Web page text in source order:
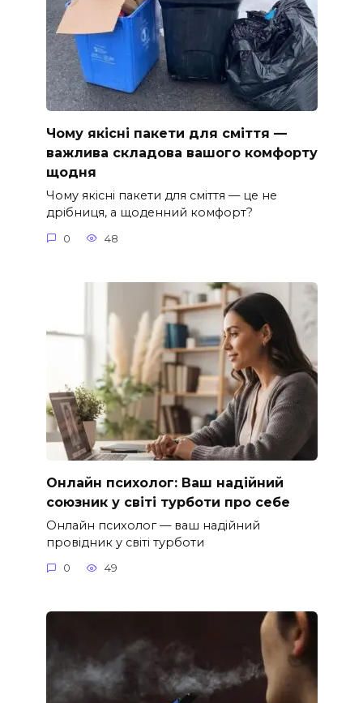
Чому якісні пакети для сміття —
важлива складова вашого комфорту
щодня
Чому якісні пакети для сміття — це не
дрібниця, а щоденний комфорт?
0 48
Онлайн психолог: Ваш надійний
союзник у світі турботи про себе
Онлайн психолог — ваш надійний
провідник у світі турботи
0 49